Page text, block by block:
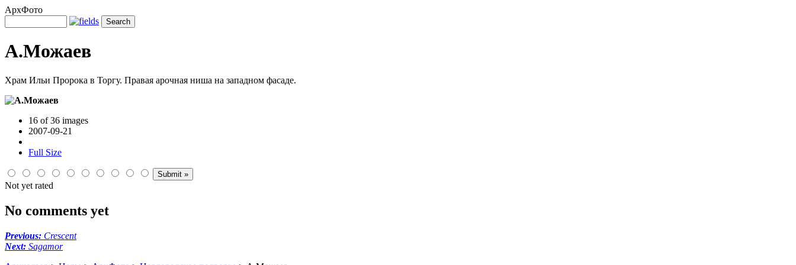
АрхФото
А.Можаев
Храм Ильи Пророка в Торгу. Правая арочная ниша на западном фасаде.
16 of 36 images
2007-09-21
Full Size
Not yet rated
No comments yet
Previous: Crescent
Next: Sagamor